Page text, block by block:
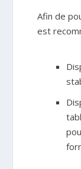
Afin de
est